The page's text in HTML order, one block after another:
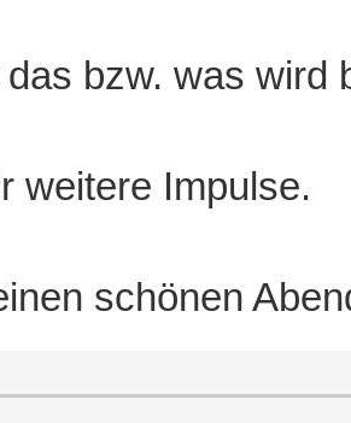
bzw. was wird
weitere Impulse.
schönen